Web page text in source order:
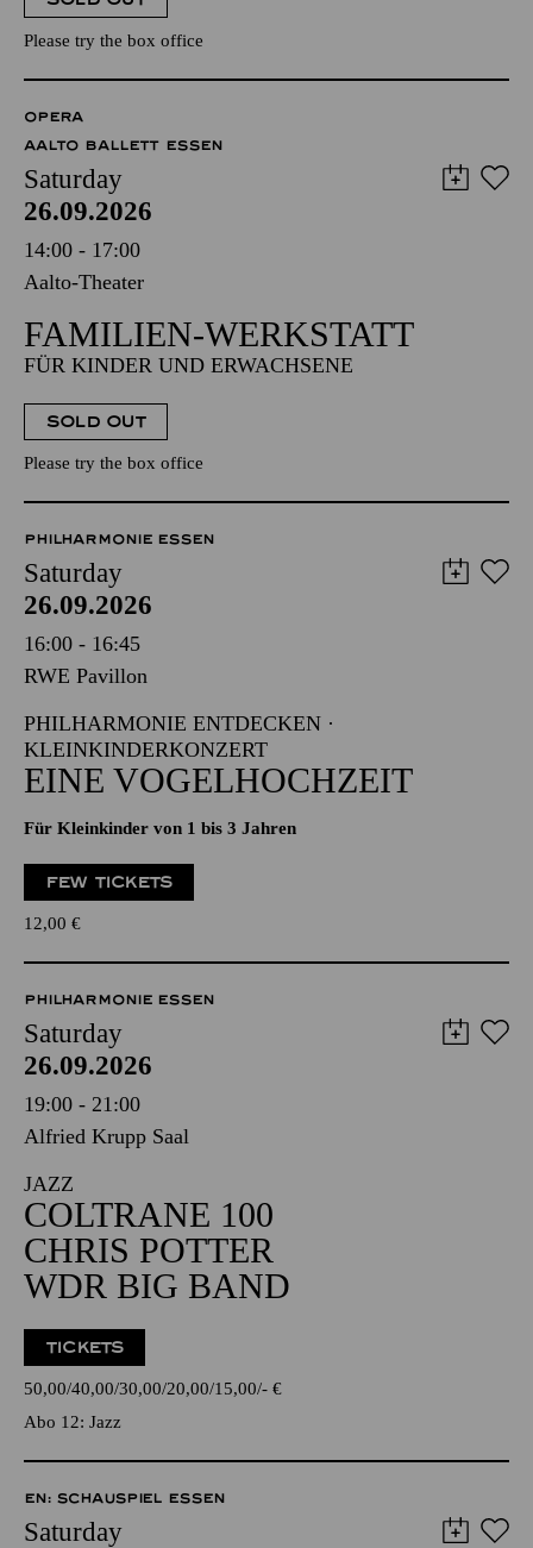
Please try the box office
OPERA
AALTO BALLETT ESSEN
Saturday
26.09.2026
14:00 - 17:00
Aalto-Theater
FAMILIEN-WERKSTATT
FÜR KINDER UND ERWACHSENE
SOLD OUT
Please try the box office
PHILHARMONIE ESSEN
Saturday
26.09.2026
16:00 - 16:45
RWE Pavillon
PHILHARMONIE ENTDECKEN ·
KLEINKINDERKONZERT
EINE VOGELHOCHZEIT
Für Kleinkinder von 1 bis 3 Jahren
FEW TICKETS
12,00 €
PHILHARMONIE ESSEN
Saturday
26.09.2026
19:00 - 21:00
Alfried Krupp Saal
JAZZ
COLTRANE 100
CHRIS POTTER
WDR BIG BAND
TICKETS
50,00 40,00 30,00 20,00 15,00 - €
Abo 12: Jazz
EN: SCHAUSPIEL ESSEN
Saturday